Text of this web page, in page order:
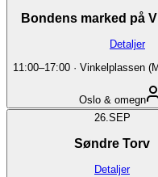
Bondens marked på
Detaljer
11:00–17:00 · Vinkelplassen
Oslo & omegn
26.SEP
Søndre Torv
Detaljer